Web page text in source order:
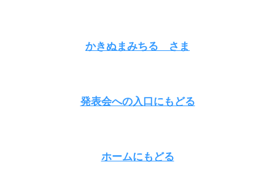
かきぬまみちる さま
発表会への入口にもどる
ホームにもどる